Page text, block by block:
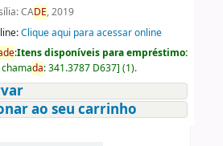
CADE, 2019
Clique aqui para acessar online
de:Itens disponíveis para empréstimo:
da:341.3787 D637] (1).
ao seu carrinho